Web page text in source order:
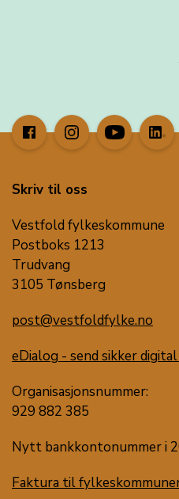
Skriv til oss
Vestfold fylkeskommune
Postboks 1213
Trudvang
3105 Tønsberg
post@vestfoldfylke.no
eDialog - send sikker
Organisasjonsnummer:
929 882 385
Nytt bankkontonummer i
Faktura til